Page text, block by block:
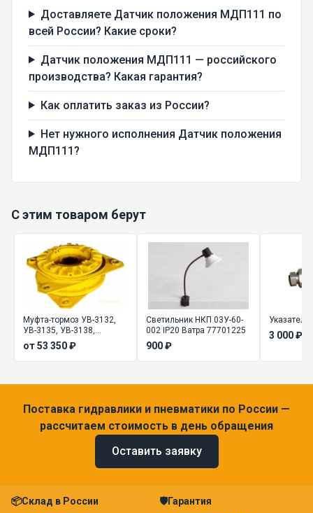
Доставляете Датчик положения МДП111 по
всей России? Какие сроки?
Датчик положения МДП111 — российского
производства? Какая гарантия?
Как оплатить заказ из России?
Нет нужного исполнения Датчик положения
МДП111?
С этим товаром берут
Муфта-тормоз УВ-3132,
УВ-3135, УВ-3138,
УВ-3141, УВ-3144,
УВ-3146
от 53 350 ₽
Светильник НКП 03У-60-
002 IP20 Ватра 77701225
900 ₽
3 000 ₽
Поставка гидравлики и пневматики по России —
рассчитаем стоимость в день обращения
Оставить заявку
📦Склад в России 🛡Гарантия